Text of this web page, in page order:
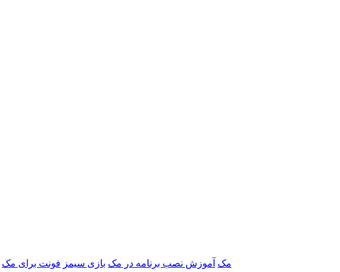
برنامه‌های Adobe مک آموزش نصب برنامه در مک بازی سیمز فونت برای مک